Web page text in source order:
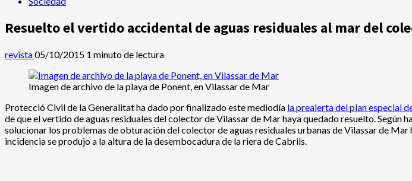
Resuelto el vertido accidental de aguas residuales al mar del
revista05/10/2015 1 minuto de lectura
Imagen de archivo de la playa de Ponent, en Vilassar de Mar
Protecció Civil de la Generalitat ha dado por finalizado este mediodía la prealerta del plan especial
de que el vertido de aguas residuales del colector de Vilassar de Mar haya quedado resuelto.
solucionar los problemas de obturación del colector de aguas residuales urbanas de Vilassar de
incidencia se produjo a la altura de la desembocadura de la riera de Cabrils.